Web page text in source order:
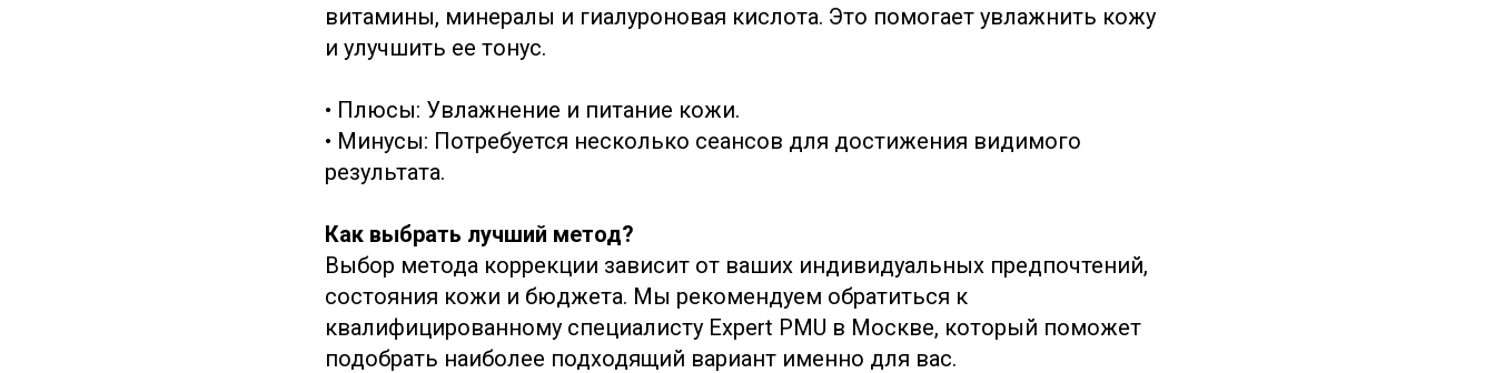
витамины, минералы и гиалуроновая кислота. Это помогает увлажнить кожу
и улучшить ее тонус.
• Плюсы: Увлажнение и питание кожи.
• Минусы: Потребуется несколько сеансов для достижения видимого
результата.
Как выбрать лучший метод?
Выбор метода коррекции зависит от ваших индивидуальных предпочтений,
состояния кожи и бюджета. Мы рекомендуем обратиться к
квалифицированному специалисту Expert PMU в Москве, который поможет
подобрать наиболее подходящий вариант именно для вас.